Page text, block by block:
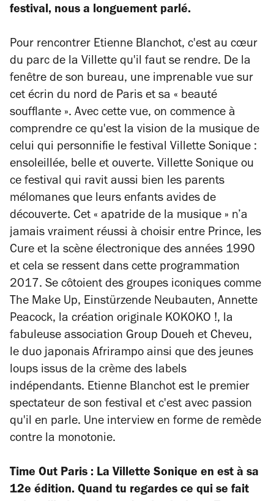
festival, nous a longuement parlé.
Pour rencontrer Etienne Blanchot, c'est au cœur
du parc de la Villette qu'il faut se rendre. De la
fenêtre de son bureau, une imprenable vue sur
cet écrin du nord de Paris et sa « beauté
soufflante ». Avec cette vue, on commence à
comprendre ce qu'est la vision de la musique de
celui qui personnifie le festival Villette Sonique :
ensoleillée, belle et ouverte. Villette Sonique ou
ce festival qui ravit aussi bien les parents
mélomanes que leurs enfants avides de
découverte. Cet « apatride de la musique » n’a
jamais vraiment réussi à choisir entre Prince, les
Cure et la scène électronique des années 1990
et cela se ressent dans cette programmation
2017. Se côtoient des groupes iconiques comme
The Make Up, Einstürzende Neubauten, Annette
Peacock, la création originale KOKOKO !, la
fabuleuse association Group Doueh et Cheveu,
le duo japonais Afrirampo ainsi que des jeunes
loups issus de la crème des labels
indépendants. Etienne Blanchot est le premier
spectateur de son festival et c'est avec passion
qu'il en parle. Une interview en forme de remède
contre la monotonie.
Time Out Paris : La Villette Sonique en est à sa
12e édition. Quand tu regardes ce qui se fait